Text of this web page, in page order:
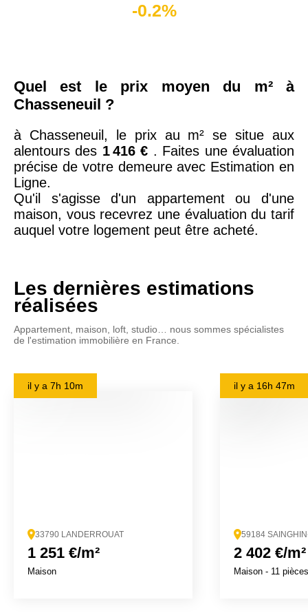
-0.2%
Quel est le prix moyen du m² à
Chasseneuil ?
à Chasseneuil, le prix au m² se situe aux
alentours des 1 416 € . Faites une évaluation
précise de votre demeure avec Estimation en
Ligne.
Qu'il s'agisse d'un appartement ou d'une
maison, vous recevrez une évaluation du tarif
auquel votre logement peut être acheté.
Les dernières estimations
réalisées
Appartement, maison, loft, studio… nous sommes spécialistes
de l'estimation immobilière en France.
il y a 7h 10m
33790 LANDERROUAT
1 251 €/m²
Maison
il y a 16h 47m
59184
2 402 €/m²
Maison - 11 pièces